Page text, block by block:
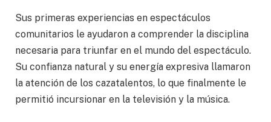
Sus primeras experiencias en espectáculos
comunitarios le ayudaron a comprender la disciplina
necesaria para triunfar en el mundo del espectáculo.
Su confianza natural y su energía expresiva llamaron
la atención de los cazatalentos, lo que finalmente le
permitió incursionar en la televisión y la música.